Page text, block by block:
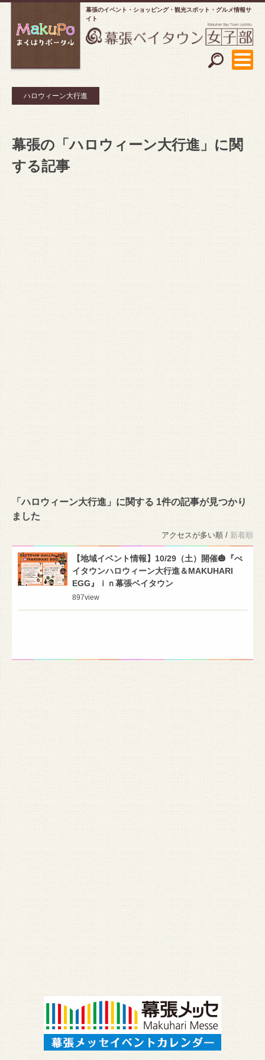
幕張のイベント・ショッピング
観光スポット・グルメ情報サ
イト
ハロウィーン大行進
幕張の「ハロウィーン大行進」に関
する記事
「ハロウィーン大行進」に関する 1件の記事が見つかり
ました
アクセスが多い順 / 新着順
【地域イベント情報】10/29（土）開催🎃『べ
イタウンハロウィーン大行進＆MAKUHARI
EGG』ｉｎ幕張ベイタウン
897view